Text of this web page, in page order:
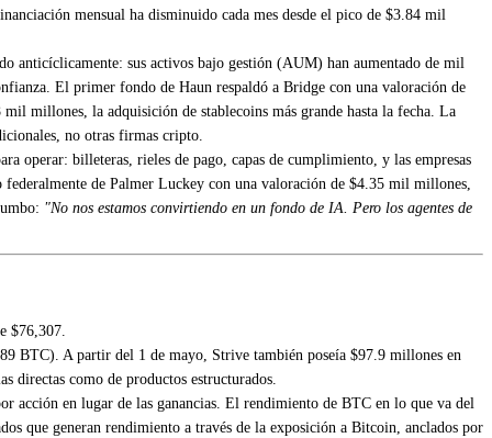
mensual ha disminuido cada mes desde el pico de $3.84 mil
anticíclicamente: sus activos bajo gestión (AUM) han aumentado de mil
El primer fondo de Haun respaldó a Bridge con una valoración de
millones, la adquisición de stablecoins más grande hasta la fecha. La
no otras firmas cripto.
operar: billeteras, rieles de pago, capas de cumplimiento, y las empresas
federalmente de Palmer Luckey con una valoración de $4.35 mil millones,
"No nos estamos convirtiendo en un fondo de IA. Pero los agentes de
$76,307.
BTC). A partir del 1 de mayo, Strive también poseía $97.9 millones en
directas como de productos estructurados.
acción en lugar de las ganancias. El rendimiento de BTC en lo que va del
que generan rendimiento a través de la exposición a Bitcoin, anclados por